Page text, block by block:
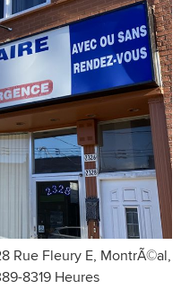
Rue Fleury E, MontrÃ©al,
8319 Heures